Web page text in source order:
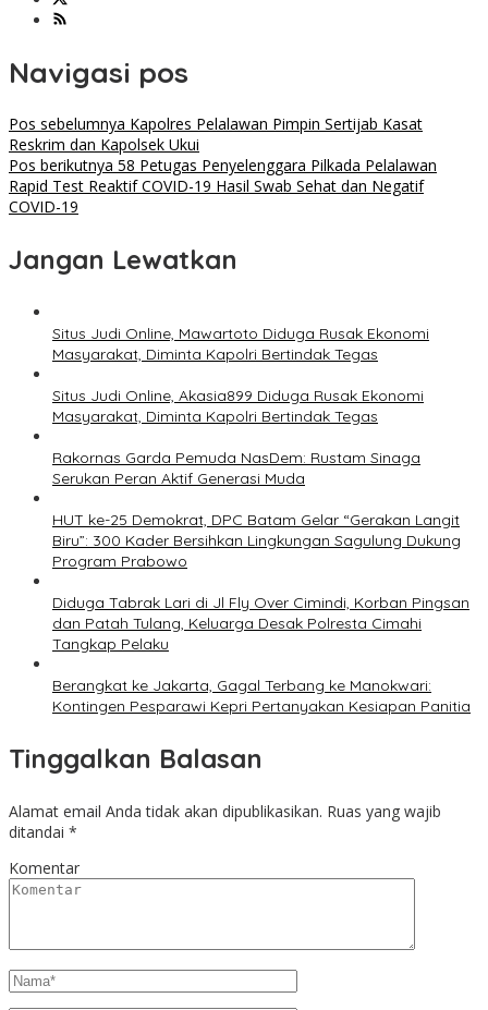
Navigasi pos
Pos sebelumnya Kapolres Pelalawan Pimpin Sertijab Kasat
Reskrim dan Kapolsek Ukui
Pos berikutnya 58 Petugas Penyelenggara Pilkada Pelalawan
Rapid Test Reaktif COVID-19 Hasil Swab Sehat dan Negatif
COVID-19
Jangan Lewatkan
Situs Judi Online, Mawartoto Diduga Rusak Ekonomi
Masyarakat, Diminta Kapolri Bertindak Tegas
Situs Judi Online, Akasia899 Diduga Rusak Ekonomi
Masyarakat, Diminta Kapolri Bertindak Tegas
Rakornas Garda Pemuda NasDem: Rustam Sinaga
Serukan Peran Aktif Generasi Muda
HUT ke-25 Demokrat, DPC Batam Gelar “Gerakan Langit
Biru”: 300 Kader Bersihkan Lingkungan Sagulung Dukung
Program Prabowo
Diduga Tabrak Lari di Jl Fly Over Cimindi, Korban Pingsan
dan Patah Tulang, Keluarga Desak Polresta Cimahi
Tangkap Pelaku
Berangkat ke Jakarta, Gagal Terbang ke Manokwari:
Kontingen Pesparawi Kepri Pertanyakan Kesiapan Panitia
Tinggalkan Balasan
Alamat email Anda tidak akan dipublikasikan. Ruas yang wajib
ditandai *
Komentar